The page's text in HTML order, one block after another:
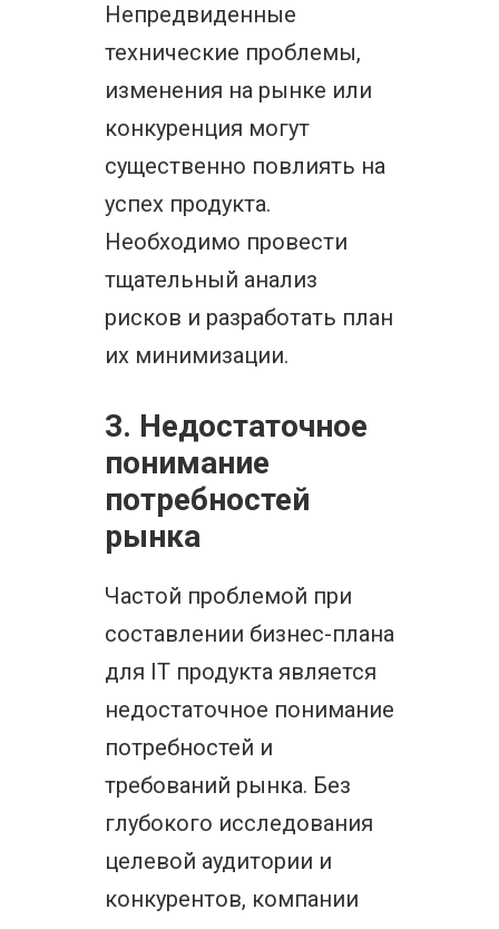
Непредвиденные
технические проблемы,
изменения на рынке или
конкуренция могут
существенно повлиять на
успех продукта.
Необходимо провести
тщательный анализ
рисков и разработать план
их минимизации.
3. Недостаточное
понимание
потребностей
рынка
Частой проблемой при
составлении бизнес-плана
для IT продукта является
недостаточное понимание
потребностей и
требований рынка. Без
глубокого исследования
целевой аудитории и
конкурентов, компании